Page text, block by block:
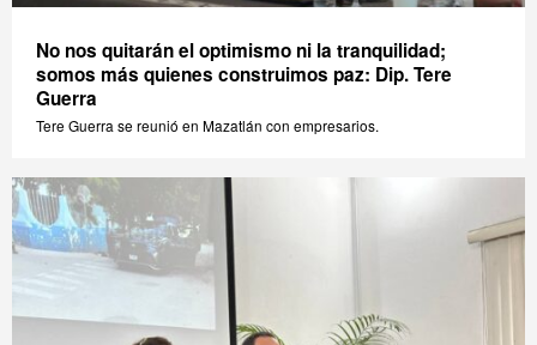
No nos quitarán el optimismo ni la tranquilidad;
somos más quienes construimos paz: Dip. Tere
Guerra
Tere Guerra se reunió en Mazatlán con empresarios.